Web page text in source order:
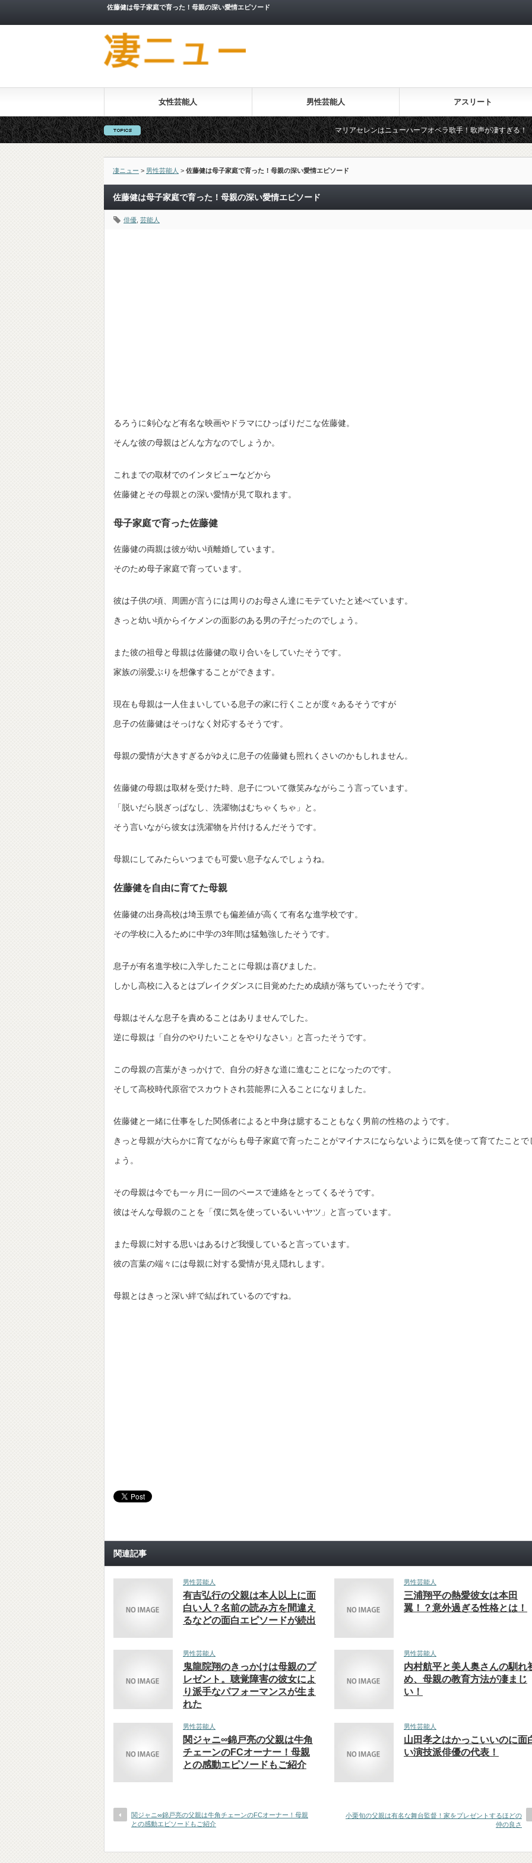
佐藤健は母子家庭で育った！母親の深い愛情エピソード
女性芸能人 男性芸能人 アスリート
マリアセレンはニューハーフオペラ歌手！歌声が凄すぎる！
凄ニュー > 男性芸能人 > 佐藤健は母子家庭で育った！母親の深い愛情エピソード
佐藤健は母子家庭で育った！母親の深い愛情エピソード
俳優 芸能人
るろうに剣心など有名な映画やドラマにひっぱりだこな佐藤健。
そんな彼の母親はどんな方なのでしょうか。
これまでの取材でのインタビューなどから
佐藤健とその母親との深い愛情が見て取れます。
母子家庭で育った佐藤健
佐藤健の両親は彼が幼い頃離婚しています。
そのため母子家庭で育っています。
彼は子供の頃、周囲が言うには周りのお母さん達にモテていたと述べています。
きっと幼い頃からイケメンの面影のある男の子だったのでしょう。
また彼の祖母と母親は佐藤健の取り合いをしていたそうです。
家族の溺愛ぶりを想像することができます。
現在も母親は一人住まいしている息子の家に行くことが度々あるそうですが
息子の佐藤健はそっけなく対応するそうです。
母親の愛情が大きすぎるがゆえに息子の佐藤健も照れくさいのかもしれません。
佐藤健の母親は取材を受けた時、息子について微笑みながらこう言っています。
「脱いだら脱ぎっぱなし、洗濯物はむちゃくちゃ」と。
そう言いながら彼女は洗濯物を片付けるんだそうです。
母親にしてみたらいつまでも可愛い息子なんでしょうね。
佐藤健を自由に育てた母親
佐藤健の出身高校は埼玉県でも偏差値が高くて有名な進学校です。
その学校に入るために中学の3年間は猛勉強したそうです。
息子が有名進学校に入学したことに母親は喜びました。
しかし高校に入るとはブレイクダンスに目覚めたため成績が落ちていったそうです。
母親はそんな息子を責めることはありませんでした。
逆に母親は「自分のやりたいことをやりなさい」と言ったそうです。
この母親の言葉がきっかけで、自分の好きな道に進むことになったのです。
そして高校時代原宿でスカウトされ芸能界に入ることになりました。
佐藤健と一緒に仕事をした関係者によると中身は臆することもなく男前の性格のようです。
きっと母親が大らかに育てながらも母子家庭で育ったことがマイナスにならないように気を使って育てたことで
ょう。
その母親は今でも一ヶ月に一回のペースで連絡をとってくるそうです。
彼はそんな母親のことを「僕に気を使っているいいヤツ」と言っています。
また母親に対する思いはあるけど我慢していると言っています。
彼の言葉の端々には母親に対する愛情が見え隠れします。
母親とはきっと深い絆で結ばれているのですね。
関連記事
男性芸能人
有吉弘行の父親は本人以上に面
白い人？名前の読み方を間違え
るなどの面白エピソードが続出
男性芸能人
三浦翔平の熱愛彼女は本田
翼！？意外過ぎる性格とは！
男性芸能人
鬼龍院翔のきっかけは母親のプ
レゼント。聴覚障害の彼女によ
り派手なパフォーマンスが生ま
れた
男性芸能人
内村航平と美人奥さんの馴れ
め、母親の教育方法が凄まじ
い！
男性芸能人
関ジャニ∞錦戸亮の父親は牛角
チェーンのFCオーナー！母親
との感動エピソードもご紹介
男性芸能人
山田孝之はかっこいいのに面
い演技派俳優の代表！
関ジャニ∞錦戸亮の父親は牛角チェーンのFCオーナー！母親
との感動エピソードもご紹介
小栗旬の父親は有名な舞台監督！家をプレゼントするほどの
仲の良さ